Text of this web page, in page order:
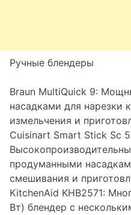
Ручные блендеры
Braun MultiQuick 9:
насадками для нарезки
измельчения и
Cuisinart Smart Stick Sc
продуманными
смешивания и
KitchenAid KHB2571:
Вт) блендер с